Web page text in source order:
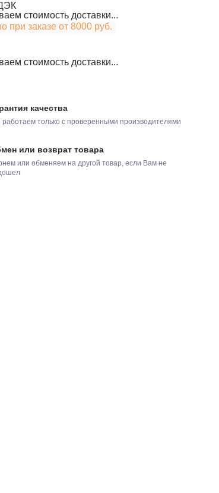
стоимость доставки...
при заказе от 8000 руб.
стоимость доставки...
качества
только с проверенными производителями
или возврат товара
или обменяем на другой товар, если Вам не